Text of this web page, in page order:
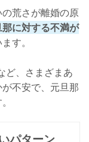
荒さが離婚の原
に対する不満が
す。
ど、さまざまあ
不安で、元旦那